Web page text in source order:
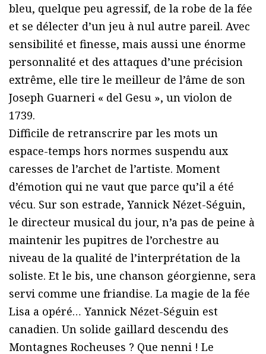
bleu, quelque peu agressif, de la robe de la fée
et se délecter d’un jeu à nul autre pareil. Avec
sensibilité et finesse, mais aussi une énorme
personnalité et des attaques d’une précision
extrême, elle tire le meilleur de l’âme de son
Joseph Guarneri « del Gesu », un violon de
1739.
Difficile de retranscrire par les mots un
espace-temps hors normes suspendu aux
caresses de l’archet de l’artiste. Moment
d’émotion qui ne vaut que parce qu’il a été
vécu. Sur son estrade, Yannick Nézet-Séguin,
le directeur musical du jour, n’a pas de peine à
maintenir les pupitres de l’orchestre au
niveau de la qualité de l’interprétation de la
soliste. Et le bis, une chanson géorgienne, sera
servi comme une friandise. La magie de la fée
Lisa a opéré… Yannick Nézet-Séguin est
canadien. Un solide gaillard descendu des
Montagnes Rocheuses ? Que nenni ! Le